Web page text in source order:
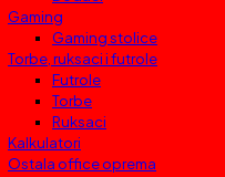
Gaming
Gaming stolice
Torbe, ruksaci i futrole
Futrole
Torbe
Ruksaci
Kalkulatori
Ostala office oprema